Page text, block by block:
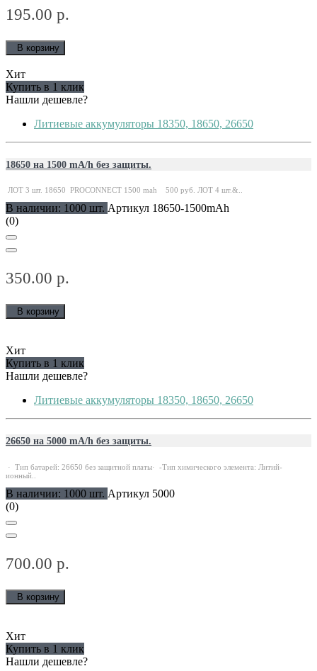
195.00 р.
В корзину
Хит
Купить в 1 клик
Нашли дешевле?
Литиевые аккумуляторы 18350, 18650, 26650
18650 на 1500 mA/h без защиты.
ЛОТ 3 шт. 18650 PROCONNECT 1500 mah 500 руб. ЛОТ 4 шт.&..
В наличии: 1000 шт. Артикул 18650-1500mAh
(0)
350.00 р.
В корзину
Хит
Купить в 1 клик
Нашли дешевле?
Литиевые аккумуляторы 18350, 18650, 26650
26650 на 5000 mA/h без защиты.
· Тип батарей: 26650 без защитной платы· -Тип химического элемента: Литий-
ионный..
В наличии: 1000 шт. Артикул 5000
(0)
700.00 р.
В корзину
Хит
Купить в 1 клик
Нашли дешевле?